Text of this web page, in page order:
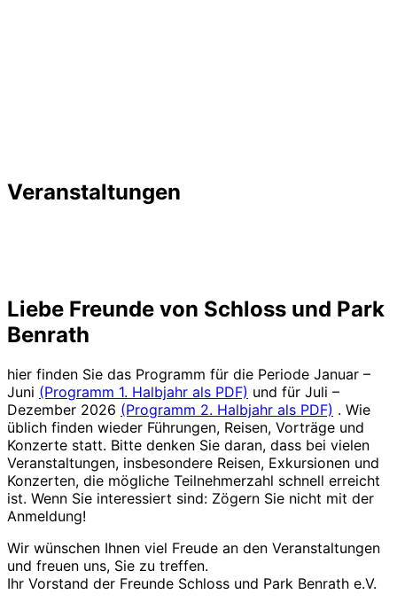
Veranstaltungen
Liebe Freunde von Schloss und Park
Benrath
hier finden Sie das Programm für die Periode Januar –
Juni (Programm 1. Halbjahr als PDF) und für Juli –
Dezember 2026 (Programm 2. Halbjahr als PDF) . Wie
üblich finden wieder Führungen, Reisen, Vorträge und
Konzerte statt. Bitte denken Sie daran, dass bei vielen
Veranstaltungen, insbesondere Reisen, Exkursionen und
Konzerten, die mögliche Teilnehmerzahl schnell erreicht
ist. Wenn Sie interessiert sind: Zögern Sie nicht mit der
Anmeldung!
Wir wünschen Ihnen viel Freude an den Veranstaltungen
und freuen uns, Sie zu treffen.
Ihr Vorstand der Freunde Schloss und Park Benrath e.V.